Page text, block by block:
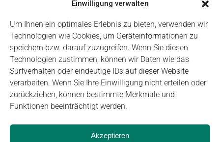
Einwilligung verwalten
Um Ihnen ein optimales Erlebnis zu bieten, verwenden wir
Technologien wie Cookies, um Geräteinformationen zu
speichern bzw. darauf zuzugreifen. Wenn Sie diesen
Technologien zustimmen, können wir Daten wie das
Surfverhalten oder eindeutige IDs auf dieser Website
verarbeiten. Wenn Sie Ihre Einwilligung nicht erteilen oder
zurückziehen, können bestimmte Merkmale und
Funktionen beeinträchtigt werden.
Akzeptieren
Impressum Datenschutz Login